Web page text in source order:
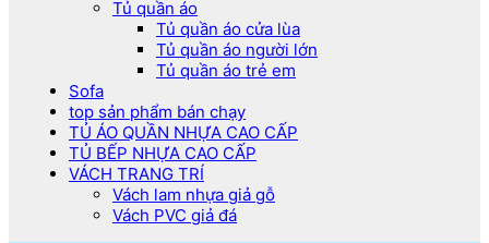
Tủ quần áo
Tủ quần áo cửa lùa
Tủ quần áo người lớn
Tủ quần áo trẻ em
Sofa
top sản phẩm bán chạy
TỦ ÁO QUẦN NHỰA CAO CẤP
TỦ BẾP NHỰA CAO CẤP
VÁCH TRANG TRÍ
Vách lam nhựa giả gỗ
Vách PVC giả đá